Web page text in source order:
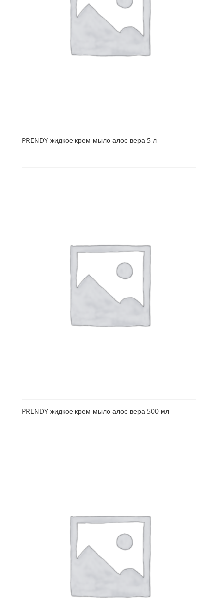
PRENDY жидкое крем-мыло алое вера 5 л
PRENDY жидкое крем-мыло алое вера 500 мл